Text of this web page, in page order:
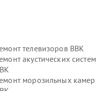
телевизоров BBK
акустических систем
морозильных камер